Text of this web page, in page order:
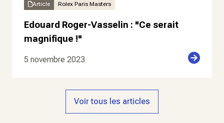
Article Rolex Paris Masters
Edouard Roger-Vasselin : "Ce serait
magnifique !"
5 novembre 2023
Voir tous les articles